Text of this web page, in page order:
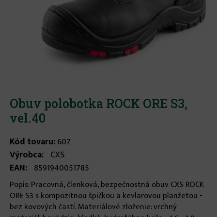
Obuv polobotka ROCK ORE S3,
vel.40
Kód tovaru:607
Výrobca: CXS
EAN: 8591940051785
Popis: Pracovná, členková, bezpečnostná obuv CXS ROCK
ORE S3 s kompozitnou špičkou a kevlarovou planžetou -
bez kovových častí. Materiálové zloženie: vrchný